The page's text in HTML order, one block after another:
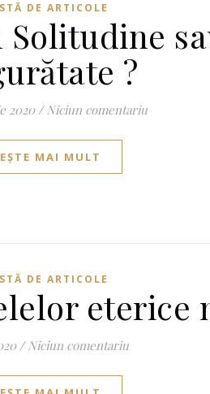
DE ARTICOLE
?
2020 / Niciun comentariu
MAI MULT
DE ARTICOLE
eterice
/ Niciun comentariu